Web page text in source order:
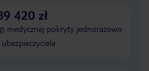
420 zł
medycznej pokryty jednorazowo